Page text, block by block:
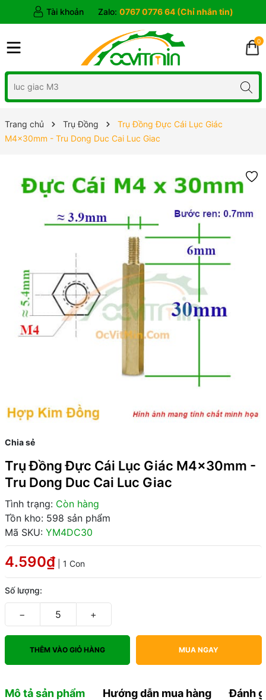
Tài khoản Zalo: 0767 0776 64 (Chỉ nhắn tin)
0
Trang chủ Trụ Đồng
Trụ Đồng Đực Cái Lục Giác
M4x30mm - Tru Dong Duc Cai Luc Giac
Chia sẻ
Trụ Đồng Đực Cái Lục Giác M4x30mm -
Tru Dong Duc Cai Luc Giac
Tình trạng: Còn hàng
Tồn kho: 598 sản phẩm
Mã SKU: YM4DC30
4.590₫ | 1 Con
Số lượng:
− +
THÊM VÀO GIỎ HÀNG MUA NGAY
Mô tả sản phẩm Hướng dẫn mua hàng Đánh